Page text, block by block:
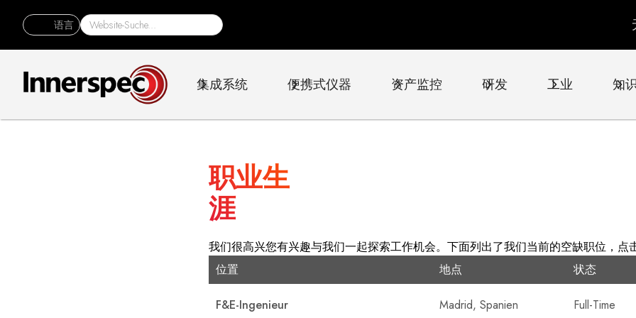
语言
集成系统 便携式仪器 资产监控 研发 工业 知
职业生
涯
我们很高兴您有兴趣与我们一起探索工作机会。下面列出了我们当前的空缺职位，
位置
地点 状态
F&E-Ingenieur Madrid, Spanien Full-Time